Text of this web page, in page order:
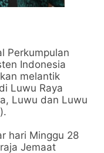
Perkumpulan
Indonesia
melantik
Luwu Raya
Luwu dan Luwu
hari Minggu 28
Jemaat